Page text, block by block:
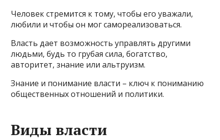
Человек стремится к тому, чтобы его уважали,
любили и чтобы он мог самореализоваться.
Власть дает возможность управлять другими
людьми, будь то грубая сила, богатство,
авторитет, знание или альтруизм.
Знание и понимание власти – ключ к пониманию
общественных отношений и политики.
Виды власти